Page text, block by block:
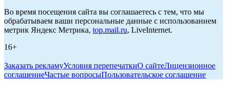
Во время посещения сайта вы соглашаетесь с тем, что мы
обрабатываем ваши персональные данные с использованием
метрик Яндекс Метрика, top.mail.ru, LiveInternet.
16+
Заказать рекламуУсловия перепечаткиО сайтеЛицензионное
соглашениеЧастые вопросыПользовательское соглашение